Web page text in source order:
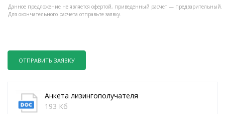
Данное предложение не является офертой, приведенный расчет — предварительный.
Для окончательного расчета отправьте заявку.
ОТПРАВИТЬ ЗАЯВКУ
Анкета лизингополучателя
193 Кб